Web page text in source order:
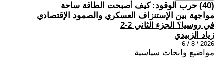
(40) حرب الوقود: كيف أصبحت الطاقة ساحة
مواجهة بين الإستنزاف العسكري والصمود الإقتصادي
في روسيا؟ الجزء الثاني 2-2
زياد الزبيدي
2026 / 8 / 6
مواضيع وابحاث سياسية